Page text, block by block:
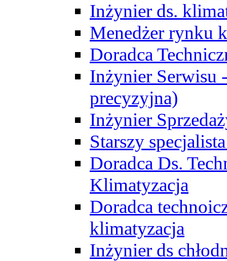
Inżynier ds.
Menedżer rynku
Doradca
Inżynier Serwisu
precyzyjna)
Inżynier
Starszy
Doradca Ds.
Klimatyzacja
Doradca
klimatyzacja
Inżynier ds